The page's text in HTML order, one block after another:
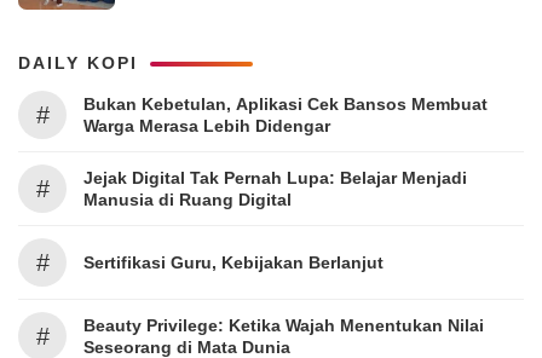
DAILY KOPI
#
Bukan Kebetulan, Aplikasi Cek Bansos Membuat
Warga Merasa Lebih Didengar
#
Jejak Digital Tak Pernah Lupa: Belajar Menjadi
Manusia di Ruang Digital
# Sertifikasi Guru, Kebijakan Berlanjut
#
Beauty Privilege: Ketika Wajah Menentukan Nilai
Seseorang di Mata Dunia